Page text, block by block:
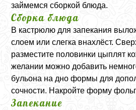
займемся сборкой блюда.
Сборка блюда
В кастрюлю для запекания
слоем или слегка внахлёст.
разместите половинки цыплят
желании можно добавить
бульона на дно формы для
сочности. Накройте форму
Запекание